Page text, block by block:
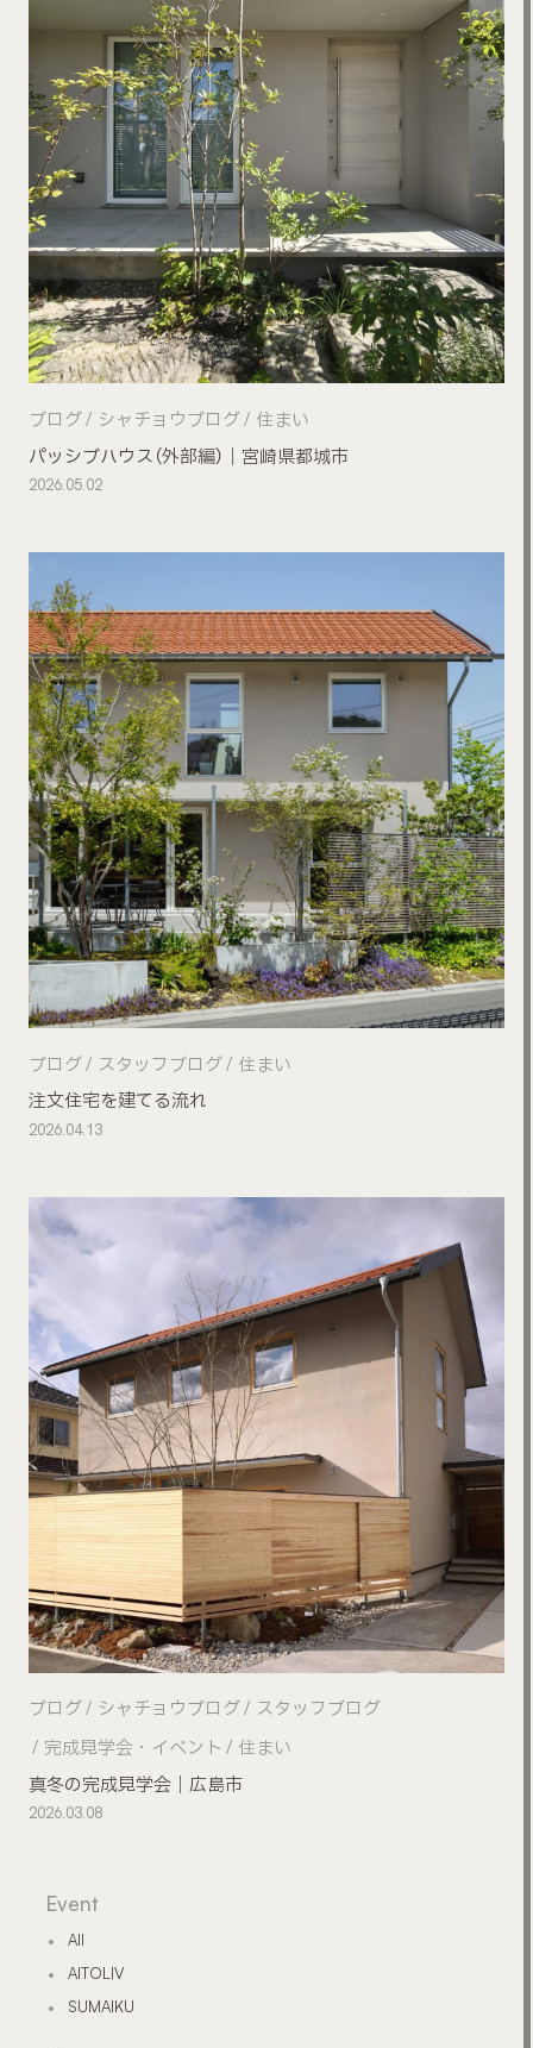
パッシブハウス（外部編）｜宮崎県都城市
ブログ シャチョウブログ 住まい
2026.05.02
注文住宅を建てる流れ
ブログ スタッフブログ 住まい
2026.04.13
真冬の完成見学会｜広島市
ブログ シャチョウブログ
スタッフブログ
完成見学会・イベント
住まい
2026.03.08
Event
All
AITOLIV
SUMAIKU